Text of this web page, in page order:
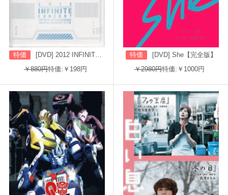
特価
[DVD] 2012 INFINITE CONCERT SECOND INVASION: EVOLUTION
￥880円特価:￥198円
特価
[DVD] She【完全版】
￥2980円特価:￥1000円